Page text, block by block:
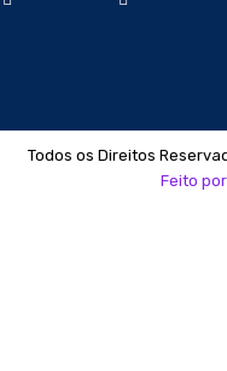
Todos os Direitos
Feito